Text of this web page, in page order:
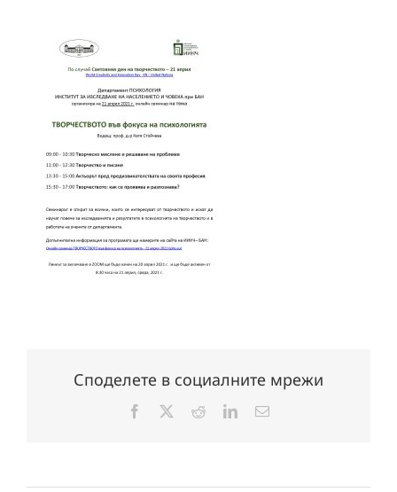
Споделете в социалните мрежи
Facebook RedditLinkedInЕлектронна